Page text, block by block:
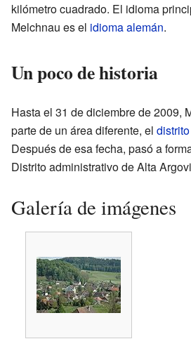
kilómetro cuadrado. El idioma
Melchnau es el idioma alemán.
Un poco de historia
Hasta el 31 de diciembre de 2009,
parte de un área diferente, el
Después de esa fecha, pasó a
Distrito administrativo de Alta
Galería de imágenes